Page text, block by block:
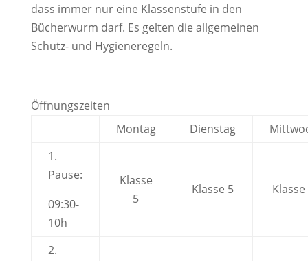
dass immer nur eine Klassenstufe in den
Bücherwurm darf. Es gelten die allgemeinen
Schutz- und Hygieneregeln.
Öffnungszeiten
Montag
Dienstag
1.
Pause:
09:30-
10h
Klasse
5
Klasse 5 Klasse
2.